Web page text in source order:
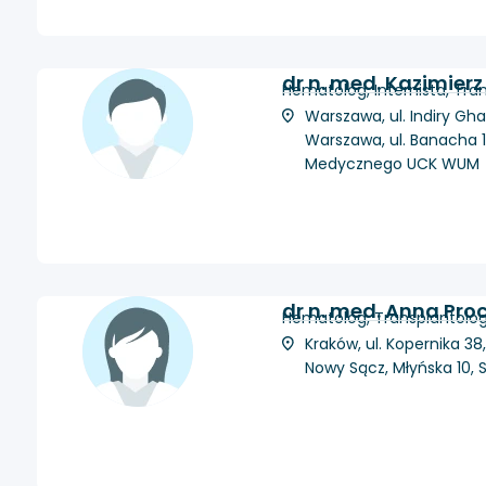
dr n. med.
Hematolog, Internista,
Warszawa, ul. Indiry
Warszawa, ul. Banacha
Medycznego UCK WUM
dr n. med. Anna
Hematolog,
Kraków, ul. Kopernika
Nowy Sącz, Młyńska